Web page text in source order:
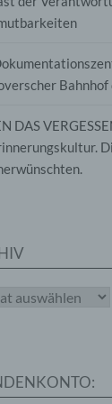
DAS